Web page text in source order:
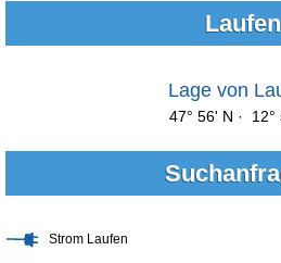
Laufen
Lage von
47° 56' N · 12°
Strom Laufen